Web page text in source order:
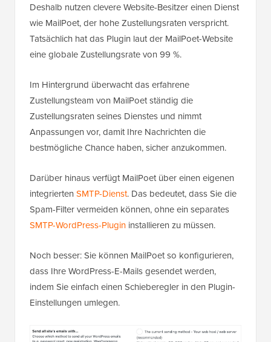
Deshalb nutzen clevere Website-Besitzer einen Dienst
wie MailPoet, der hohe Zustellungsraten verspricht.
Tatsächlich hat das Plugin laut der MailPoet-Website
eine globale Zustellungsrate von 99 %.
Im Hintergrund überwacht das erfahrene
Zustellungsteam von MailPoet ständig die
Zustellungsraten seines Dienstes und nimmt
Anpassungen vor, damit Ihre Nachrichten die
bestmögliche Chance haben, sicher anzukommen.
Darüber hinaus verfügt MailPoet über einen eigenen
integrierten SMTP-Dienst. Das bedeutet, dass Sie die
Spam-Filter vermeiden können, ohne ein separates
SMTP-WordPress-Plugin installieren zu müssen.
Noch besser: Sie können MailPoet so konfigurieren,
dass Ihre WordPress-E-Mails gesendet werden,
indem Sie einfach einen Schieberegler in den Plugin-
Einstellungen umlegen.